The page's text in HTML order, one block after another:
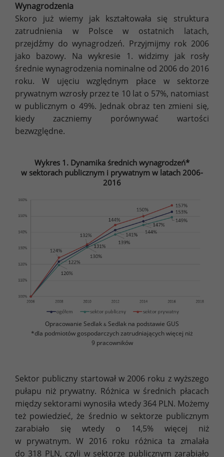
Wynagrodzenia
Skoro już wiemy jak kształtowała się struktura
zatrudnienia w Polsce w ostatnich latach,
przejdźmy do wynagrodzeń. Przyjmijmy rok 2006
jako bazowy. Na wykresie 1. widzimy jak rosły
średnie wynagrodzenia nominalne od 2006 do 2016
roku. W ujęciu względnym płace w sektorze
prywatnym wzrosły przez te 10 lat o 57%, natomiast
w publicznym o 49%. Jednak obraz ten zmieni się,
kiedy zaczniemy porównywać wartości
bezwzględne.
Wykres 1. Dynamika średnich wynagrodzeń*
w sektorach publicznym i prywatnym w latach 2006-
2016
Opracowanie Sedlak & Sedlak na podstawie GUS
*dla podmiotów gospodarczych zatrudniających więcej niż
9 pracowników
Sektor publiczny startował w 2006 roku z wyższego
pułapu niż prywatny. Różnica w średnich płacach
między sektorami wynosiła wtedy 364 PLN. Możemy
też powiedzieć, że średnio w sektorze publicznym
zarabiało się wtedy o 14,5% więcej niż
w prywatnym. W 2016 roku różnica ta zmalała
do 318 PLN, czyli w sektorze publicznym zarabiało